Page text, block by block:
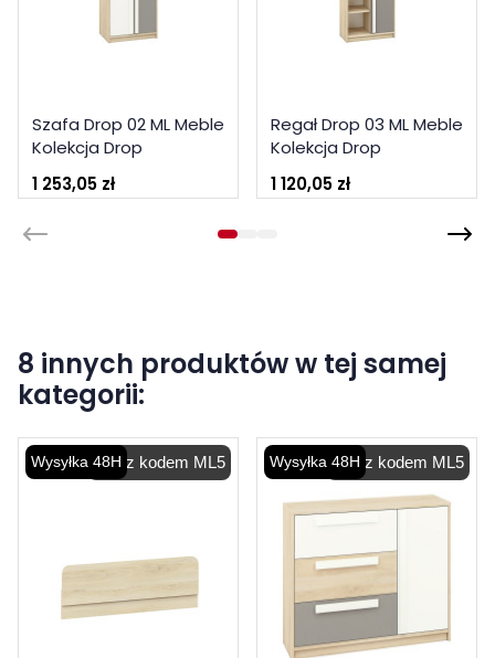
Szafa Drop 02 ML Meble
Kolekcja Drop
1 253,05 zł
Regał Drop 03 ML Meble
Kolekcja Drop
1 120,05 zł
8 innych produktów w tej samej
kategorii:
-5% z kodem ML5
Wysyłka 48H -5% z kodem ML5
Wysyłka 48H